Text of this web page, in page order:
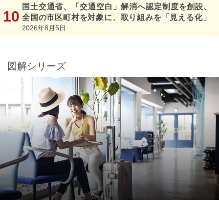
国土交通省、「交通空白」解消へ認定制度を創設、
全国の市区町村を対象に、取り組みを「見える化」
2026年8月5日
図解シリーズ